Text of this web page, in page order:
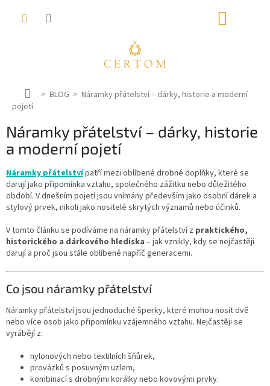
D
ů
BLOG
Náramky přátelství – dárky, historie a moderní
pojetí
Náramky přátelství – dárky, historie
a moderní pojetí
Náramky přátelstvípatří mezi oblíbené drobné doplňky, které se
darují jako připomínka vztahu, společného zážitku nebo důležitého
období. V dnešním pojetí jsou vnímány především jako osobní dárek a
stylový prvek, nikoli jako nositelé skrytých významů nebo účinků.
V tomto článku se podíváme na náramky přátelství z praktického,
historického a dárkového hlediska – jak vznikly, kdy se nejčastěji
darují a proč jsou stále oblíbené napříč generacemi.
Co jsou náramky přátelství
Náramky přátelství jsou jednoduché šperky, které mohou nosit dvě
nebo více osob jako připomínku vzájemného vztahu. Nejčastěji se
vyrábějí z:
nylonových nebo textilních šňůrek,
provázků s posuvným uzlem,
kombinací s drobnými korálky nebo kovovými prvky.